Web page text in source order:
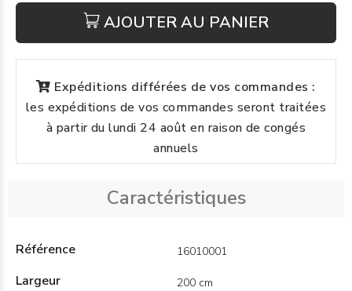
AJOUTER AU PANIER
Expéditions différées de vos commandes :
les expéditions de vos commandes seront traitées
à partir du lundi 24 août en raison de congés
annuels
Caractéristiques
Référence 16010001
Largeur 200 cm